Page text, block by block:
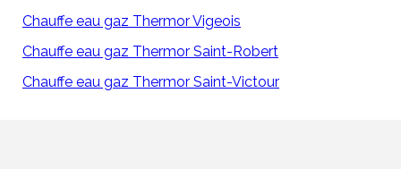
Chauffe eau gaz Thermor Vigeois
Chauffe eau gaz Thermor Saint-Robert
Chauffe eau gaz Thermor Saint-Victour